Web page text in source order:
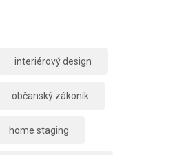
interiérový design
občanský zákoník
home staging